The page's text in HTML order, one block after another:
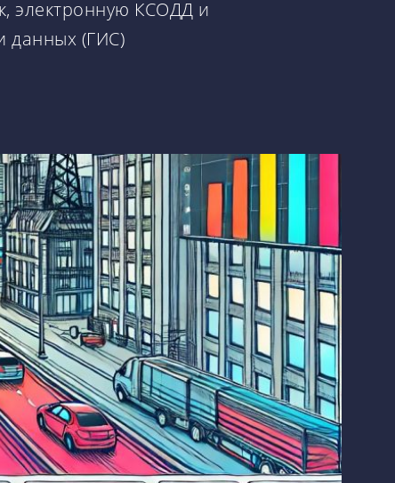
электронную КСОДД и
данных (ГИС)